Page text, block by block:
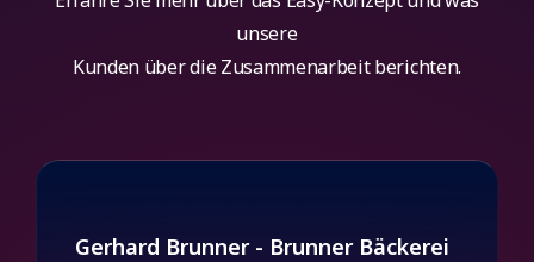
unsere
Kunden über die Zusammenarbeit berichten.
Gerhard Brunner - Brunner Bäckerei